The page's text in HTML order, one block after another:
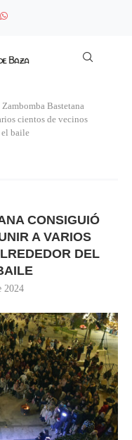
Zambomba Bastetana
cientos de vecinos
el baile
CONSIGUIÓ
A VARIOS
DEL
2024